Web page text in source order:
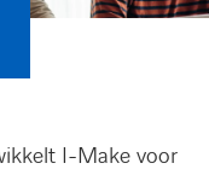
I-Make voor